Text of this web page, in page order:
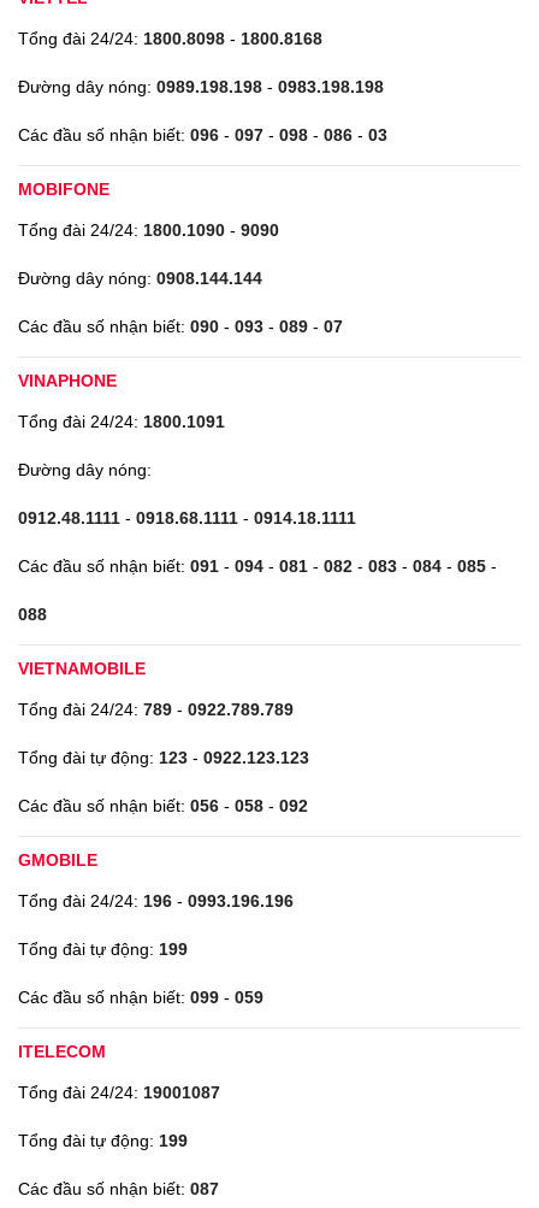
Tổng đài 24/24: 1800.8098 - 1800.8168
Đường dây nóng: 0989.198.198 - 0983.198.198
Các đầu số nhận biết: 096 - 097 - 098 - 086 - 03
MOBIFONE
Tổng đài 24/24: 1800.1090 - 9090
Đường dây nóng: 0908.144.144
Các đầu số nhận biết: 090 - 093 - 089 - 07
VINAPHONE
Tổng đài 24/24: 1800.1091
Đường dây nóng:
0912.48.1111 - 0918.68.1111 - 0914.18.1111
Các đầu số nhận biết: 091 - 094 - 081 - 082 - 083 - 084 - 085 -
088
VIETNAMOBILE
Tổng đài 24/24: 789 - 0922.789.789
Tổng đài tự động: 123 - 0922.123.123
Các đầu số nhận biết: 056 - 058 - 092
GMOBILE
Tổng đài 24/24: 196 - 0993.196.196
Tổng đài tự động: 199
Các đầu số nhận biết: 099 - 059
ITELECOM
Tổng đài 24/24: 19001087
Tổng đài tự động: 199
Các đầu số nhận biết: 087